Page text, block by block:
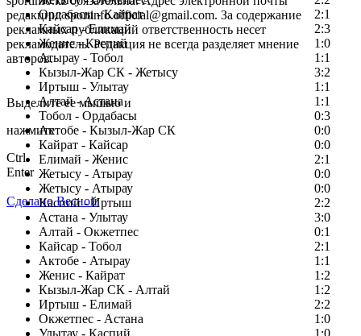
Ордабасы - Кайрат
2:1
Кайсар - Елимай
2:3
Женис - Каспий
1:0
Атырау - Тобол
1:1
Кызыл-Жар СК - Жетысу
3:2
Иртыш - Улытау
1:1
Алтай - Астана
1:1
Тобол - Ордабасы
0:3
Актобе - Кызыл-Жар СК
0:0
Кайрат - Кайсар
0:0
Елимай - Женис
2:1
Жетысу - Атырау
0:0
Жетысу - Атырау
0:0
Каспий - Иртыш
2:2
Астана - Улытау
3:0
Алтай - Окжетпес
0:1
Кайсар - Тобол
2:1
Актобе - Атырау
1:1
Женис - Кайрат
1:2
Кызыл-Жар СК - Алтай
1:2
Иртыш - Елимай
2:2
Окжетпес - Астана
1:0
редакции: sportinfo.official@gmail.com. За содержание
рекламных публикаций ответственность несет
рекламодатель. Редакция не всегда разделяет мнение
авторов.
Заметили ошибку в тексте?
Выделите ее мышью и
нажмите
Ctrl
Enter
Сделано Весной